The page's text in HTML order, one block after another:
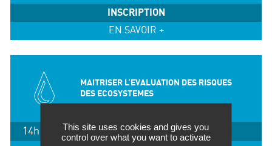
INSCRIPTION
EN SAVOIR +
MAITRISER L’EVALUATION DES RISQUES
DES ECOSYSTEMES
14h / 2 joursThis site uses cookies and gives you
control over what you want to activate